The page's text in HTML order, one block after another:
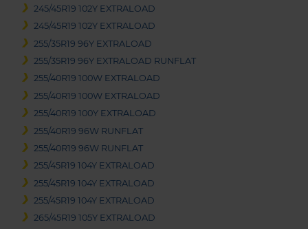
245/45R19 102Y EXTRALOAD
245/45R19 102Y EXTRALOAD
255/35R19 96Y EXTRALOAD
255/35R19 96Y EXTRALOAD RUNFLAT
255/40R19 100W EXTRALOAD
255/40R19 100W EXTRALOAD
255/40R19 100Y EXTRALOAD
255/40R19 96W RUNFLAT
255/40R19 96W RUNFLAT
255/45R19 104Y EXTRALOAD
255/45R19 104Y EXTRALOAD
255/45R19 104Y EXTRALOAD
265/45R19 105Y EXTRALOAD